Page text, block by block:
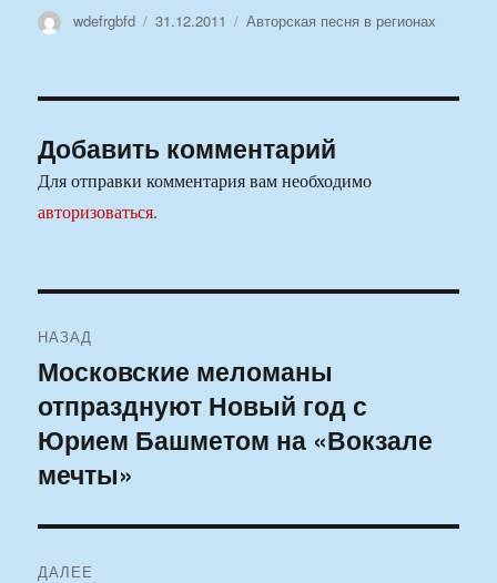
Автор
wdefrgbfd Опубликовано
31.12.2011 Рубрики
Авторская песня в регионах
Добавить комментарий
Для отправки комментария вам необходимо
авторизоваться.
по
записям
НАЗАД
Предыдущая
запись:
Московские меломаны
отпразднуют Новый год с
Юрием Башметом на «Вокзале
мечты»
ДАЛЕЕ